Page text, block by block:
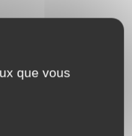
que vous